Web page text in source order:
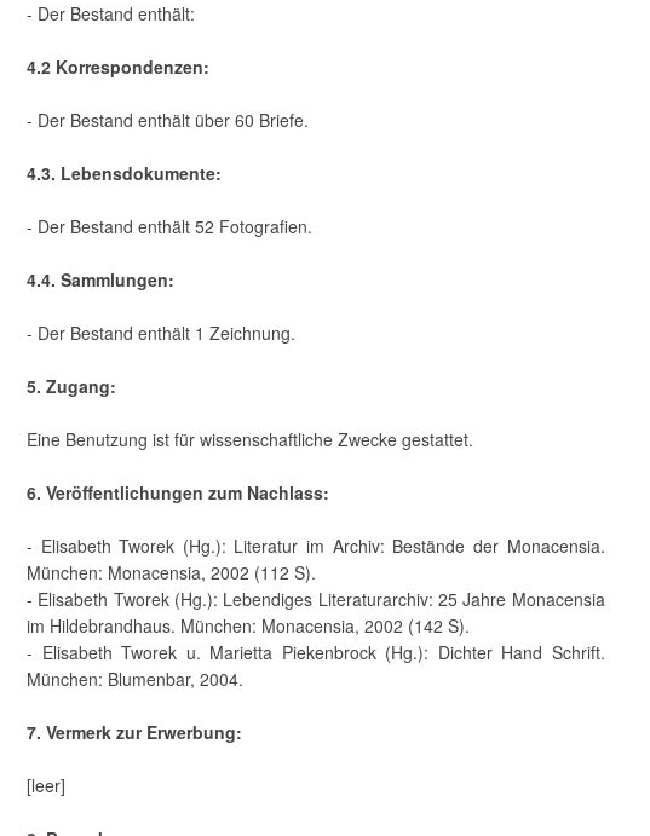
- Der Bestand enthält:
4.2 Korrespondenzen:
- Der Bestand enthält über 60 Briefe.
4.3. Lebensdokumente:
- Der Bestand enthält 52 Fotografien.
4.4. Sammlungen:
- Der Bestand enthält 1 Zeichnung.
5. Zugang:
Eine Benutzung ist für wissenschaftliche Zwecke gestattet.
6. Veröffentlichungen zum Nachlass:
- Elisabeth Tworek (Hg.): Literatur im Archiv: Bestände der Monacensia.
München: Monacensia, 2002 (112 S).
- Elisabeth Tworek (Hg.): Lebendiges Literaturarchiv: 25 Jahre Monacensia
im Hildebrandhaus. München: Monacensia, 2002 (142 S).
- Elisabeth Tworek u. Marietta Piekenbrock (Hg.): Dichter Hand Schrift.
München: Blumenbar, 2004.
7. Vermerk zur Erwerbung:
[leer]